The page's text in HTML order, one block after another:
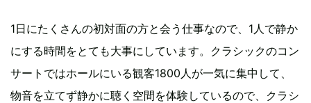
1日にたくさんの初対面の方と会う仕事なので、1人で静か
にする時間をとても大事にしています。クラシックのコン
サートではホールにいる観客1800人が一気に集中して、
物音を立てず静かに聴く空間を体験しているので、クラシ